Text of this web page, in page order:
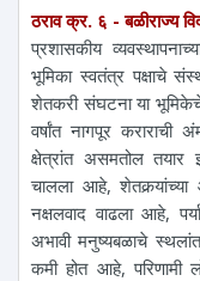
ठराव क्र. ६ - बळीराज्य
प्रशासकीय
भूमिका स्वतंत्र पक्षाचे
शेतकरी संघटना या
वर्षांत नागपूर कराराची
क्षेत्रांत असमतोल तयार
चालला आहे,
नक्षलवाद वाढला आहे,
अभावी मनुष्यबळाचे
कमी होत आहे,